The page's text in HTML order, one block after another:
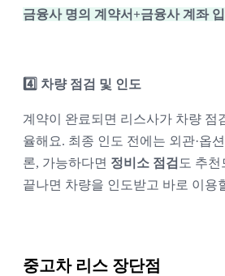
금융사 명의 계약서+금융사 계좌
4️⃣ 차량 점검 및 인도
계약이 완료되면 리스사가 차량 점
율해요. 최종 인도 전에는 외관·옵
론, 가능하다면 정비소 점검 도 추
끝나면 차량을 인도받고 바로 이용
중고차 리스 장단점